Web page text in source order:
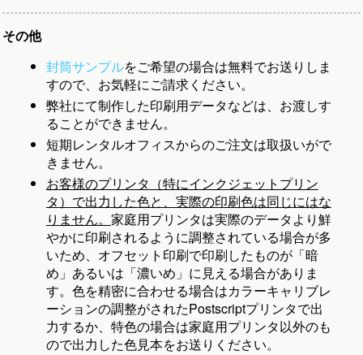
その他
封筒サンプルをご希望の場合は無料でお送りしま
すので、お気軽にご請求ください。
弊社にて制作した印刷用データなどは、お渡しす
ることができません。
短期レンタルオフィスからのご注文は取扱いがで
きません。
お客様のプリンタ（特にインクジェットプリン
タ）で出力した色と、実際の印刷色は同じにはな
りません。 家庭用プリンタは実際のデータより鮮
やかに印刷されるように調整されている場合が多
いため、オフセット印刷で印刷したものが「暗
め」あるいは「濃いめ」に見える場合がありま
す。色を精密に合わせる場合はカラーキャリブレ
ーションの調整がされたPostscriptプリンタで出
力するか、特色の場合は家庭用プリンタ以外のも
ので出力した色見本をお送りください。